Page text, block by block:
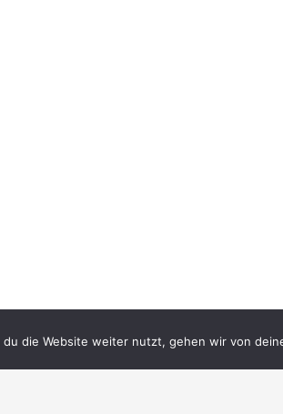
die Website weiter nutzt, gehen wir von